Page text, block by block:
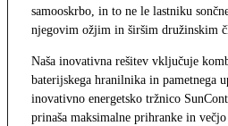
samooskrbo, in to ne le lastniku
njegovim ožjim in širšim družinskim
Naša inovativna rešitev vključuje
baterijskega hranilnika in pametnega
inovativno energetsko tržnico
prinaša maksimalne prihranke in večjo